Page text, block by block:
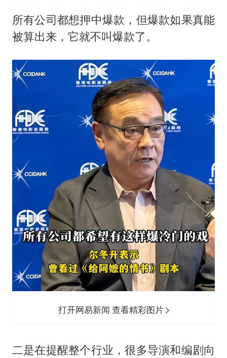
所有公司都想押中爆款，但爆款如果真能
被算出来，它就不叫爆款了。
打开网易新闻 查看精彩图片
二是在提醒整个行业，很多导演和编剧向